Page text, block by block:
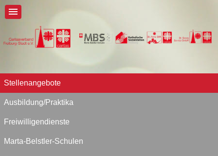
Stellenangebote
Ausbildung/Praktika
Freiwilligendienste
Marta-Belstler-Schulen